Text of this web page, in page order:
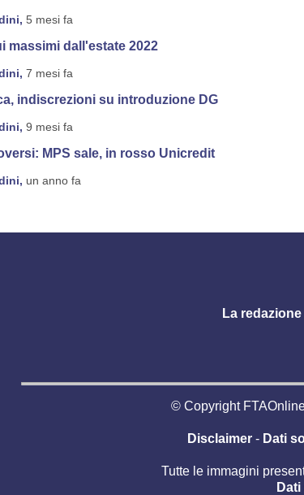
5 mesi fa
massimi dall'estate 2022
7 mesi fa
indiscrezioni su introduzione DG
9 mesi fa
MPS sale, in rosso Unicredit
un anno fa
La redazione
© Copyright
Disclaimer - Dati
Tutte le immagini